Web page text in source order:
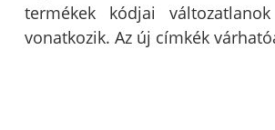
termékek kódjai
vonatkozik. Az új címkék